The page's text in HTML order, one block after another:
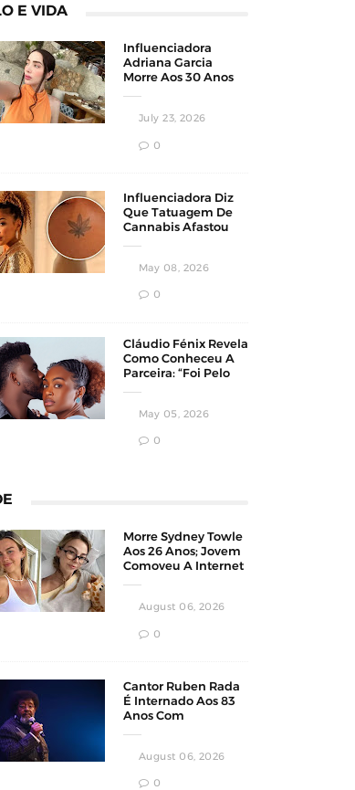
E VIDA
Influenciadora
Adriana Garcia
Morre Aos 30 Anos
Estético
July 23, 2026
0
Influenciadora Diz
Que Tatuagem De
Cannabis Afastou
May 08, 2026
0
Cláudio Fénix Revela
Como Conheceu A
Parceira: “Foi Pelo
May 05, 2026
0
Morre Sydney Towle
Aos 26 Anos; Jovem
Comoveu A Internet
Câncer
August 06, 2026
0
Cantor Ruben Rada
É Internado Aos 83
Anos Com
August 06, 2026
0